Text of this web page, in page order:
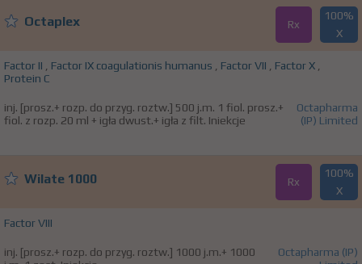
Octaplex Rx
100%
X
Factor II , Factor IX coagulationis humanus , Factor VII , Factor X ,
Protein C
inj. [prosz.+ rozp. do przyg. roztw.] 500 j.m. 1 fiol. prosz.+
fiol. z rozp. 20 ml + igła dwust.+ igła z filt. Iniekcje
Octapharma
(IP) Limited
Wilate 1000 Rx
100%
X
Factor VIII
inj. [prosz.+ rozp. do przyg. roztw.] 1000 j.m.+ 1000
Octapharma (IP)